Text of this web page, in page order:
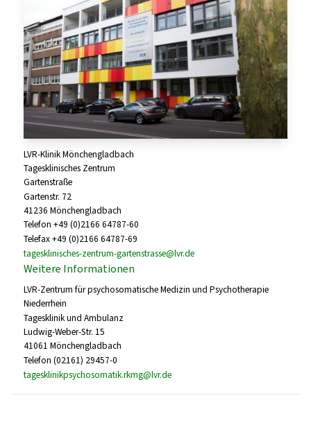
LVR-Klinik Mönchengladbach
Tagesklinisches Zentrum
Gartenstraße
Gartenstr. 72
41236 Mönchengladbach
Telefon +49 (0)2166 64787-60
Telefax +49 (0)2166 64787-69
tagesklinisches-zentrum-gartenstrasse@lvr.de
Weitere Informationen
LVR-Zentrum für psychosomatische Medizin und Psychotherapie
Niederrhein
Tagesklinik und Ambulanz
Ludwig-Weber-Str. 15
41061 Mönchengladbach
Telefon (02161) 29457-0
tagesklinikpsychosomatik.rkmg@lvr.de